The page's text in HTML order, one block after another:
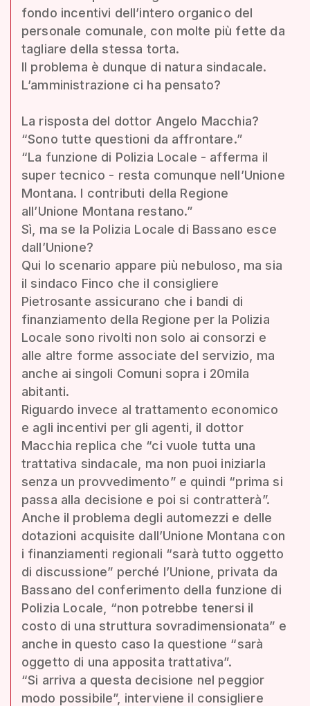
fondo incentivi dell’intero organico del
personale comunale, con molte più fette da
tagliare della stessa torta.
Il problema è dunque di natura sindacale.
L’amministrazione ci ha pensato?
La risposta del dottor Angelo Macchia?
“Sono tutte questioni da affrontare.”
“La funzione di Polizia Locale - afferma il
super tecnico - resta comunque nell’Unione
Montana. I contributi della Regione
all’Unione Montana restano.”
Sì, ma se la Polizia Locale di Bassano esce
dall’Unione?
Qui lo scenario appare più nebuloso, ma sia
il sindaco Finco che il consigliere
Pietrosante assicurano che i bandi di
finanziamento della Regione per la Polizia
Locale sono rivolti non solo ai consorzi e
alle altre forme associate del servizio, ma
anche ai singoli Comuni sopra i 20mila
abitanti.
Riguardo invece al trattamento economico
e agli incentivi per gli agenti, il dottor
Macchia replica che “ci vuole tutta una
trattativa sindacale, ma non puoi iniziarla
senza un provvedimento” e quindi “prima si
passa alla decisione e poi si contratterà”.
Anche il problema degli automezzi e delle
dotazioni acquisite dall’Unione Montana con
i finanziamenti regionali “sarà tutto oggetto
di discussione” perché l’Unione, privata da
Bassano del conferimento della funzione di
Polizia Locale, “non potrebbe tenersi il
costo di una struttura sovradimensionata” e
anche in questo caso la questione “sarà
oggetto di una apposita trattativa”.
“Si arriva a questa decisione nel peggior
modo possibile”, interviene il consigliere